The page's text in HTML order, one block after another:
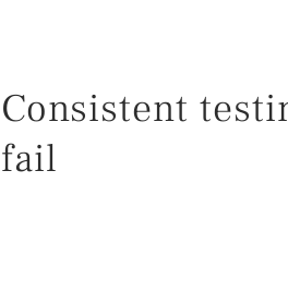
Consistent
fail